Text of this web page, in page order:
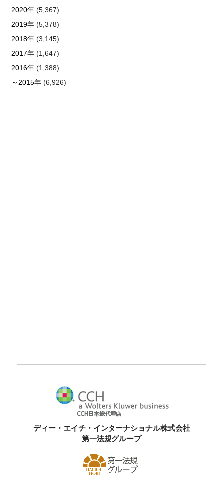
2020年(5,367)
2019年(5,378)
2018年(3,145)
2017年(1,647)
2016年(1,388)
～2015年(6,926)
ディー・エイチ・インターナショナル株式会社
第一法規グループ